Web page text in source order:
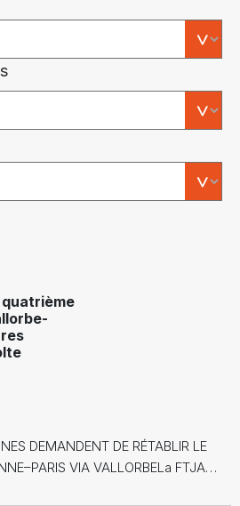
DEMANDENT DE RÉTABLIR LE
VIA VALLORBELa FTJA…